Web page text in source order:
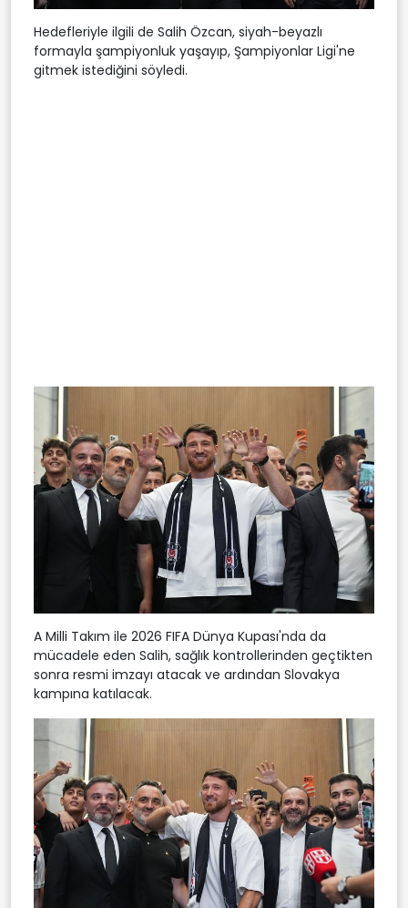
Hedefleriyle ilgili de Salih Özcan, siyah-beyazlı
formayla şampiyonluk yaşayıp, Şampiyonlar Ligi'ne
gitmek istediğini söyledi.
A Milli Takım ile 2026 FIFA Dünya Kupası'nda da
mücadele eden Salih, sağlık kontrollerinden geçtikten
sonra resmi imzayı atacak ve ardından Slovakya
kampına katılacak.